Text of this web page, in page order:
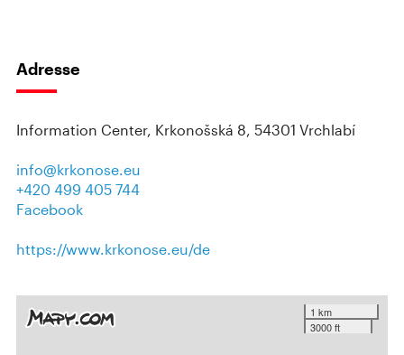
Adresse
Information Center, Krkonošská 8, 54301 Vrchlabí
info@krkonose.eu
+420 499 405 744
Facebook
https://www.krkonose.eu/de
1 km
3000 ft